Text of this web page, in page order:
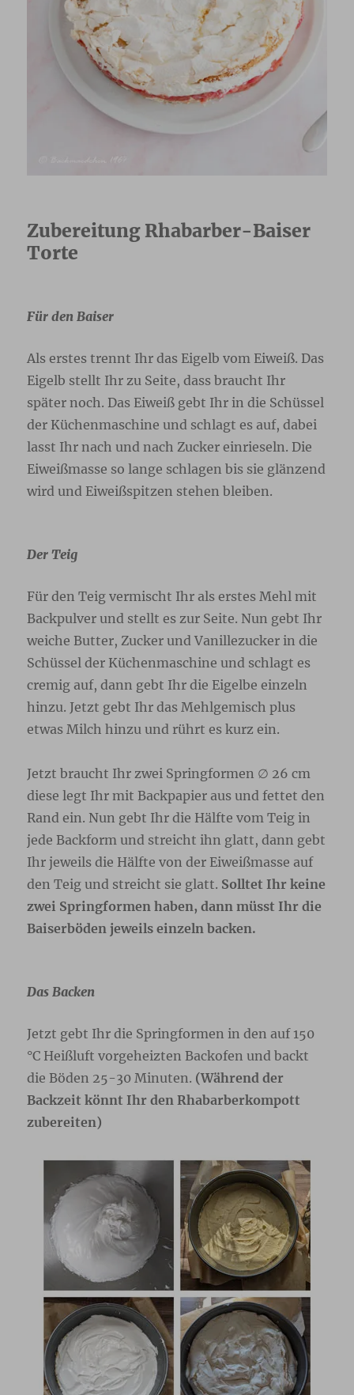
Zubereitung Rhabarber-Baiser
Torte
Für den Baiser
Als erstes trennt Ihr das Eigelb vom Eiweiß. Das
Eigelb stellt Ihr zu Seite, dass braucht Ihr
später noch. Das Eiweiß gebt Ihr in die Schüssel
der Küchenmaschine und schlagt es auf, dabei
lasst Ihr nach und nach Zucker einrieseln. Die
Eiweißmasse so lange schlagen bis sie glänzend
wird und Eiweißspitzen stehen bleiben.
Der Teig
Für den Teig vermischt Ihr als erstes Mehl mit
Backpulver und stellt es zur Seite. Nun gebt Ihr
weiche Butter, Zucker und Vanillezucker in die
Schüssel der Küchenmaschine und schlagt es
cremig auf, dann gebt Ihr die Eigelbe einzeln
hinzu. Jetzt gebt Ihr das Mehlgemisch plus
etwas Milch hinzu und rührt es kurz ein.
Jetzt braucht Ihr zwei Springformen ∅ 26 cm
diese legt Ihr mit Backpapier aus und fettet den
Rand ein. Nun gebt Ihr die Hälfte vom Teig in
jede Backform und streicht ihn glatt, dann gebt
Ihr jeweils die Hälfte von der Eiweißmasse auf
den Teig und streicht sie glatt. Solltet Ihr keine
zwei Springformen haben, dann müsst Ihr die
Baiserböden jeweils einzeln backen.
Das Backen
Jetzt gebt Ihr die Springformen in den auf 150
°C Heißluft vorgeheizten Backofen und backt
die Böden 25-30 Minuten. (Während der
Backzeit könnt Ihr den Rhabarberkompott
zubereiten)